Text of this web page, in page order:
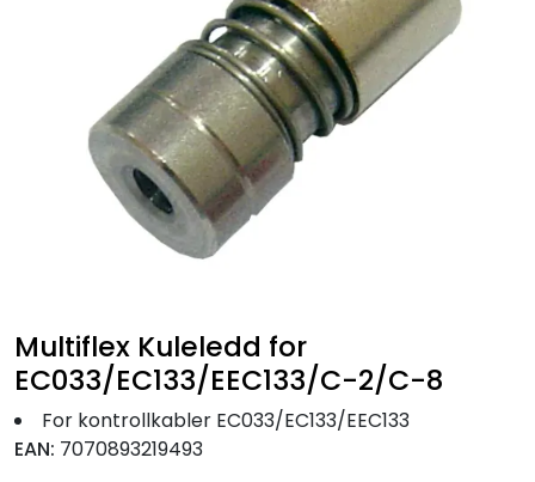
Multiflex Kuleledd for
EC033/EC133/EEC133/C-2/C-8
For kontrollkabler EC033/EC133/EEC133
EAN: 7070893219493
Fritid/Sikkerhet
Båtpleie/Opplag